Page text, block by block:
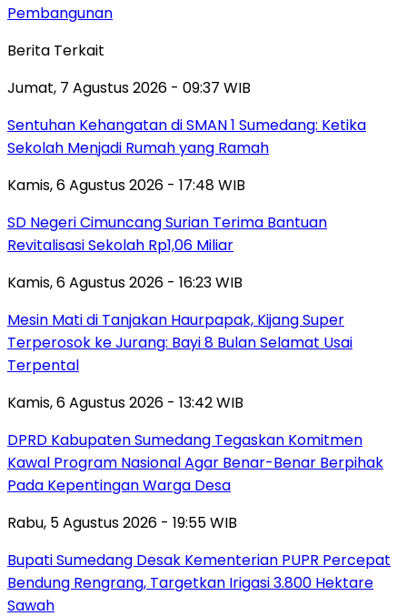
Pembangunan
Berita Terkait
Jumat, 7 Agustus 2026 - 09:37 WIB
Sentuhan Kehangatan di SMAN 1 Sumedang: Ketika
Sekolah Menjadi Rumah yang Ramah
Kamis, 6 Agustus 2026 - 17:48 WIB
SD Negeri Cimuncang Surian Terima Bantuan
Revitalisasi Sekolah Rp1,06 Miliar
Kamis, 6 Agustus 2026 - 16:23 WIB
Mesin Mati di Tanjakan Haurpapak, Kijang Super
Terperosok ke Jurang: Bayi 8 Bulan Selamat Usai
Terpental
Kamis, 6 Agustus 2026 - 13:42 WIB
DPRD Kabupaten Sumedang Tegaskan Komitmen
Kawal Program Nasional Agar Benar-Benar Berpihak
Pada Kepentingan Warga Desa
Rabu, 5 Agustus 2026 - 19:55 WIB
Bupati Sumedang Desak Kementerian PUPR Percepat
Bendung Rengrang, Targetkan Irigasi 3.800 Hektare
Sawah